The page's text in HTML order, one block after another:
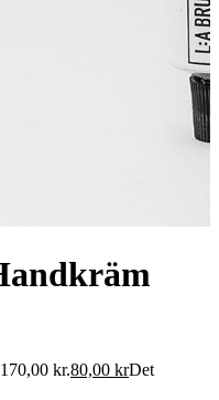
kr.80,00 krDet